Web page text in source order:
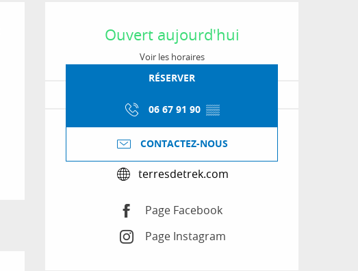
Ouverture et
Ouvert aujourd'hui
Voir les horaires
RÉSERVER
06 67 91 90 ▒▒
CONTACTEZ-NOUS
terresdetrek.com
Page Facebook
Page Instagram